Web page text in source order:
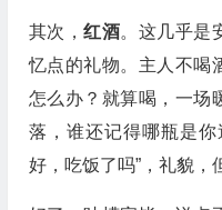
其次，红酒。这几乎是
忆点的礼物。主人不喝
怎么办？就算喝，一场
落，谁还记得哪瓶是
好，吃饭了吗”，礼貌，